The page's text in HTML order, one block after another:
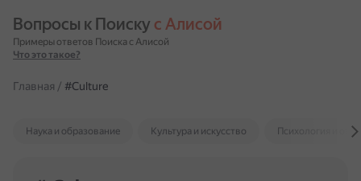
Вопросы к Поиску с Алисой
Примеры ответов Поиска с Алисой
Что это такое?
Главная / #Culture
Наука и образование Культура и искусство Психология и